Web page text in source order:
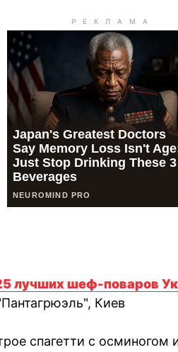
лучших шеф-поваров
Киев
спагетти с осминогом